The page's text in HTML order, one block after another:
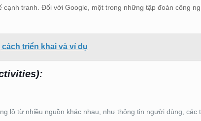
tranh. Đối với Google, một trong những tập đoàn công
triển khai và ví dụ
lồ từ nhiều nguồn khác nhau, như thông tin người dùng, các